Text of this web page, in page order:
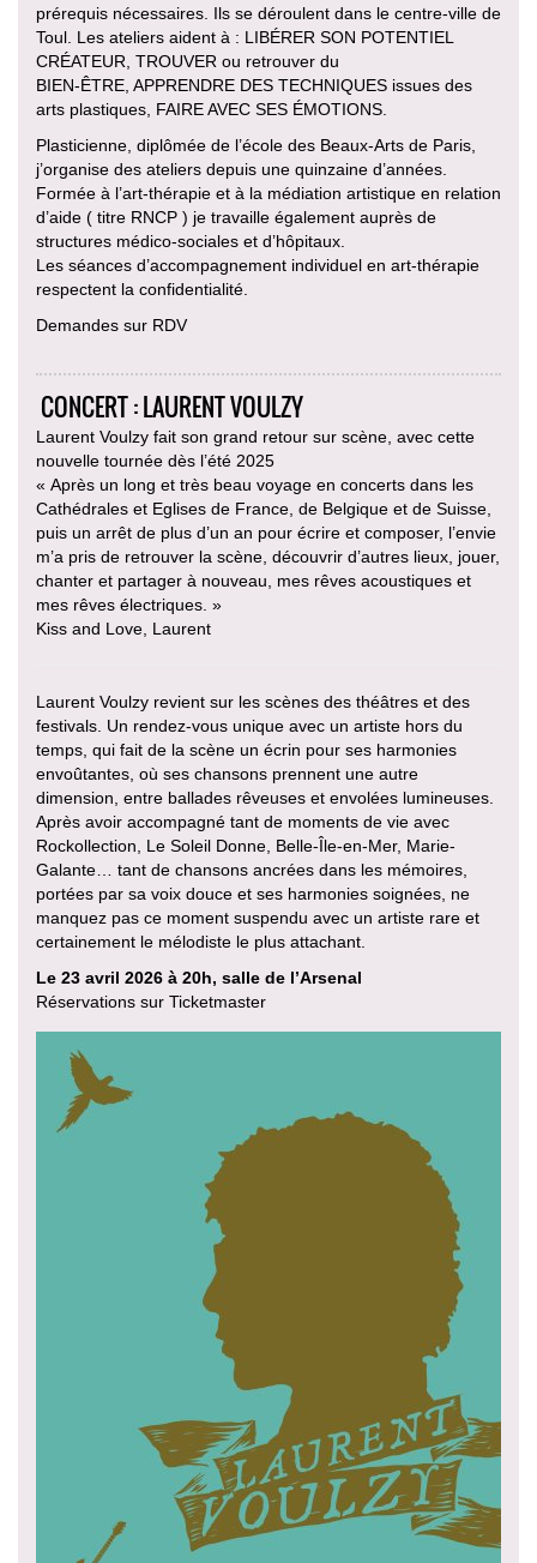
prérequis nécessaires. Ils se déroulent dans le centre-ville de
Toul. Les ateliers aident à : LIBÉRER SON POTENTIEL
CRÉATEUR, TROUVER ou retrouver du
BIEN-ÊTRE, APPRENDRE DES TECHNIQUES issues des
arts plastiques, FAIRE AVEC SES ÉMOTIONS.
Plasticienne, diplômée de l’école des Beaux-Arts de Paris,
j’organise des ateliers depuis une quinzaine d’années.
Formée à l’art-thérapie et à la médiation artistique en relation
d’aide ( titre RNCP ) je travaille également auprès de
structures médico-sociales et d’hôpitaux.
Les séances d’accompagnement individuel en art-thérapie
respectent la confidentialité.
Demandes sur RDV
CONCERT : LAURENT VOULZY
Laurent Voulzy fait son grand retour sur scène, avec cette
nouvelle tournée dès l’été 2025
« Après un long et très beau voyage en concerts dans les
Cathédrales et Eglises de France, de Belgique et de Suisse,
puis un arrêt de plus d’un an pour écrire et composer, l’envie
m’a pris de retrouver la scène, découvrir d’autres lieux, jouer,
chanter et partager à nouveau, mes rêves acoustiques et
mes rêves électriques. »
Kiss and Love, Laurent
Laurent Voulzy revient sur les scènes des théâtres et des
festivals. Un rendez-vous unique avec un artiste hors du
temps, qui fait de la scène un écrin pour ses harmonies
envoûtantes, où ses chansons prennent une autre
dimension, entre ballades rêveuses et envolées lumineuses.
Après avoir accompagné tant de moments de vie avec
Rockollection, Le Soleil Donne, Belle-Île-en-Mer, Marie-
Galante… tant de chansons ancrées dans les mémoires,
portées par sa voix douce et ses harmonies soignées, ne
manquez pas ce moment suspendu avec un artiste rare et
certainement le mélodiste le plus attachant.
Le 23 avril 2026 à 20h, salle de l’Arsenal
Réservations sur Ticketmaster